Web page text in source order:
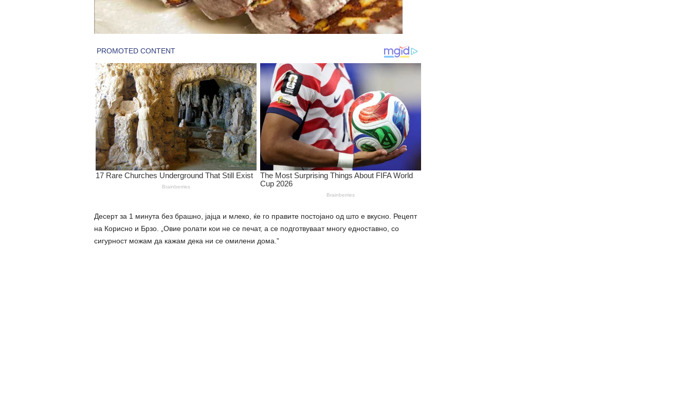
Дeсерт за 1 минута без брашно, јајца и млеко, ќе го правите постојано од што е вкусно. Рецепт
на Корисно и Брзо. „Овие ролати кои не се печат, а се подготвуваат многу едноставно, со
сигурност можам да кажам дека ни се омилени дома.”